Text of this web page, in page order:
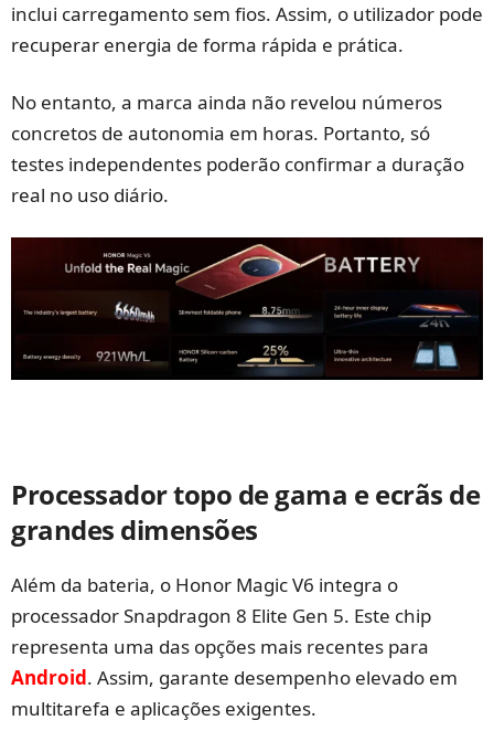
inclui carregamento sem fios. Assim, o utilizador pode
recuperar energia de forma rápida e prática.
No entanto, a marca ainda não revelou números
concretos de autonomia em horas. Portanto, só
testes independentes poderão confirmar a duração
real no uso diário.
Processador topo de gama e ecrãs de
grandes dimensões
Além da bateria, o Honor Magic V6 integra o
processador Snapdragon 8 Elite Gen 5. Este chip
representa uma das opções mais recentes para
Android. Assim, garante desempenho elevado em
multitarefa e aplicações exigentes.